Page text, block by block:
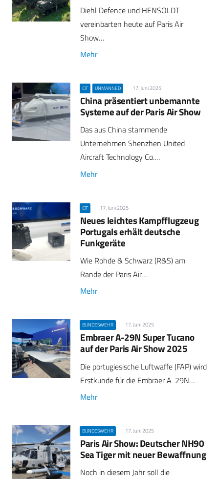
Diehl Defence und HENSOLDT
vereinbarten heute auf Paris Air
Show…
Mehr
CIT UNMANNED 17. Juni 2025
China präsentiert unbemannte
Systeme auf der Paris Air Show
Das aus China stammende
Unternehmen Shenzhen United
Aircraft Technology Co.…
Mehr
CIT 17. Juni 2025
Neues leichtes Kampfflugzeug
Portugals erhält deutsche
Funkgeräte
Wie Rohde & Schwarz (R&S) am
Rande der Paris Air…
Mehr
BUNDESWEHR 17. Juni 2025
Embraer A-29N Super Tucano
auf der Paris Air Show 2025
Die portugiesische Luftwaffe (FAP) wird
Erstkunde für die Embraer A-29N…
Mehr
BUNDESWEHR 17. Juni 2025
Paris Air Show: Deutscher NH90
Sea Tiger mit neuer Bewaffnung
Noch in diesem Jahr soll die